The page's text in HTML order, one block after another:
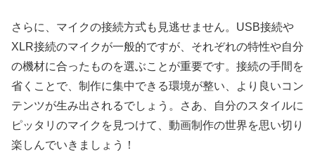
さらに、マイクの接続方式も見逃せません。USB接続や
XLR接続のマイクが一般的ですが、それぞれの特性や自分
の機材に合ったものを選ぶことが重要です。接続の手間を
省くことで、制作に集中できる環境が整い、より良いコン
テンツが生み出されるでしょう。さあ、自分のスタイルに
ピッタリのマイクを見つけて、動画制作の世界を思い切り
楽しんでいきましょう！